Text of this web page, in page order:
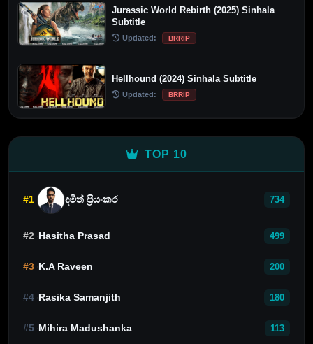
Jurassic World Rebirth (2025) Sinhala
Subtitle
Updated: BRRIP
Hellhound (2024) Sinhala Subtitle
Updated: BRRIP
TOP 10
#1 දමිත් ප්‍රියංකර 734
#2 Hasitha Prasad 499
#3 K.A Raveen 200
#4 Rasika Samanjith 180
#5 Mihira Madushanka 113